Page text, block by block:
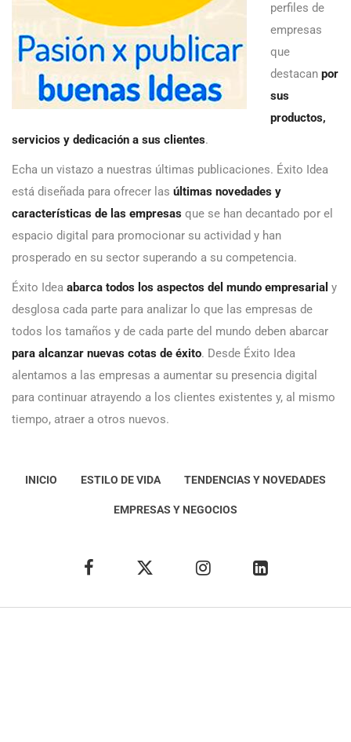
perfiles de
empresas
que
destacan por
sus
productos,
servicios y dedicación a sus clientes.
Echa un vistazo a nuestras últimas publicaciones. Éxito Idea
está diseñada para ofrecer las últimas novedades y
características de las empresas que se han decantado por el
espacio digital para promocionar su actividad y han
prosperado en su sector superando a su competencia.
Éxito Idea abarca todos los aspectos del mundo empresarial y
desglosa cada parte para analizar lo que las empresas de
todos los tamaños y de cada parte del mundo deben abarcar
para alcanzar nuevas cotas de éxito. Desde Éxito Idea
alentamos a las empresas a aumentar su presencia digital
para continuar atrayendo a los clientes existentes y, al mismo
tiempo, atraer a otros nuevos.
INICIO ESTILO DE VIDA TENDENCIAS Y NOVEDADES
EMPRESAS Y NEGOCIOS